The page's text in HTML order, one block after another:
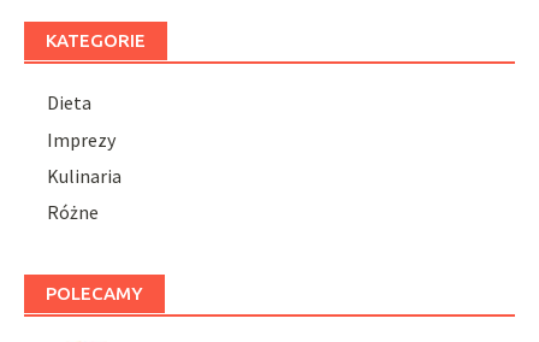
KATEGORIE
Dieta
Imprezy
Kulinaria
Różne
POLECAMY